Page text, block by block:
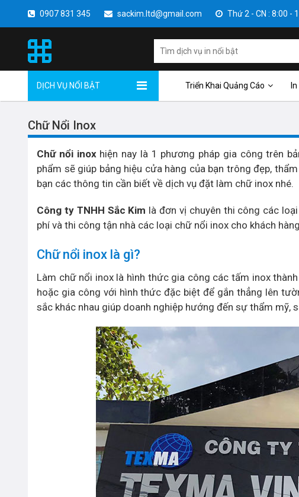
0907 831 345 sackim.ltd@gmail.com Thứ 2 - CN : 8:00 -
DỊCH VỤ NỔI BẬT Triển Khai Quảng Cáo
Chữ Nổi Inox
Chữ nổi inoxhiện nay là 1 phương pháp gia công trên
phẩm sẽ giúp bảng hiệu cửa hàng của bạn trông đẹp,
bạn các thông tin cần biết về dịch vụ đặt làm chữ inox nhé.
Công ty TNHH Sắc Kim là đơn vị chuyên thi công các
phí và thi công tận nhà các loại chữ nổi inox cho khách
Chữ nổi inox là gì?
Làm chữ nổi inox là hình thức gia công các tấm inox
hoặc gia công với hình thức đặc biệt để gắn thẳng lên
sắc khác nhau giúp doanh nghiệp hướng đến sự thẩm mỹ,